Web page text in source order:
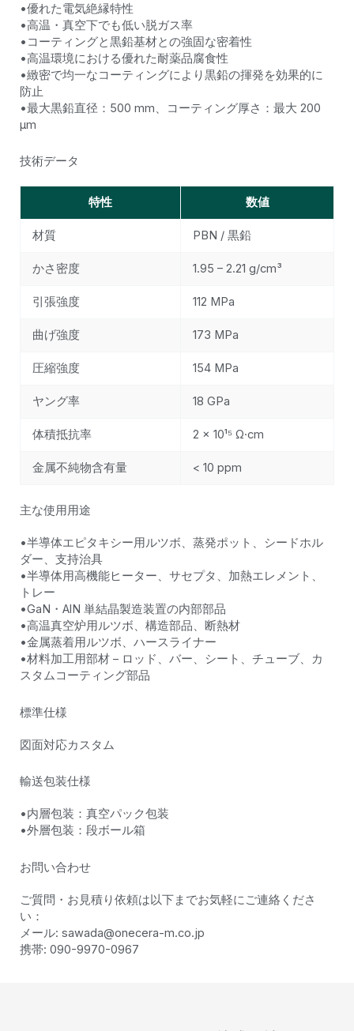
•優れた電気絶縁特性
•高温・真空下でも低い脱ガス率
•コーティングと黒鉛基材との強固な密着性
•高温環境における優れた耐薬品腐食性
•緻密で均一なコーティングにより黒鉛の揮発を効果的に
防止
•最大黒鉛直径：500 mm、コーティング厚さ：最大 200
μm
技術データ
特性 数値
材質 PBN / 黒鉛
かさ密度 1.95 – 2.21 g/cm³
引張強度 112 MPa
曲げ強度 173 MPa
圧縮強度 154 MPa
ヤング率 18 GPa
体積抵抗率 2 × 10¹⁵ Ω·cm
金属不純物含有量 < 10 ppm
主な使用用途
•半導体エピタキシー用ルツボ、蒸発ポット、シードホル
ダー、支持治具
•半導体用高機能ヒーター、サセプタ、加熱エレメント、
トレー
•GaN・AlN 単結晶製造装置の内部部品
•高温真空炉用ルツボ、構造部品、断熱材
•金属蒸着用ルツボ、ハースライナー
•材料加工用部材 – ロッド、バー、シート、チューブ、カ
スタムコーティング部品
標準仕様
図面対応カスタム
輸送包装仕様
•内層包装：真空パック包装
•外層包装：段ボール箱
お問い合わせ
ご質問・お見積り依頼は以下までお気軽にご連絡くださ
い：
メール: sawada@onecera-m.co.jp
携帯: 090-9970-0967